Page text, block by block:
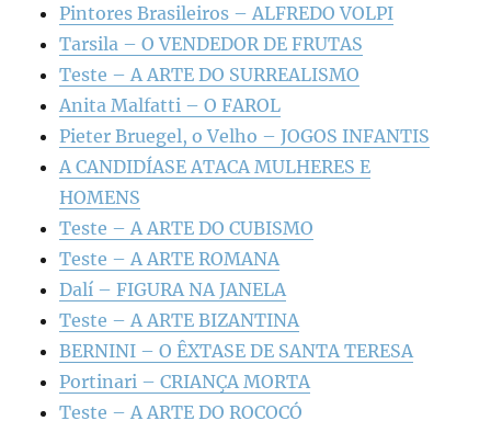
Pintores Brasileiros – ALFREDO VOLPI
Tarsila – O VENDEDOR DE FRUTAS
Teste – A ARTE DO SURREALISMO
Anita Malfatti – O FAROL
Pieter Bruegel, o Velho – JOGOS INFANTIS
A CANDIDÍASE ATACA MULHERES E
HOMENS
Teste – A ARTE DO CUBISMO
Teste – A ARTE ROMANA
Dalí – FIGURA NA JANELA
Teste – A ARTE BIZANTINA
BERNINI – O ÊXTASE DE SANTA TERESA
Portinari – CRIANÇA MORTA
Teste – A ARTE DO ROCOCÓ